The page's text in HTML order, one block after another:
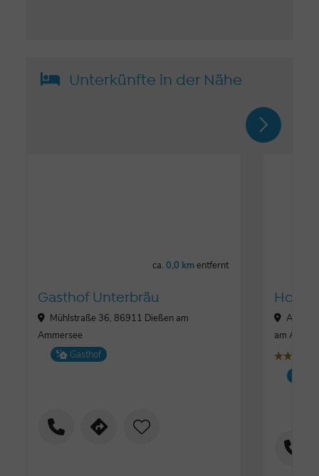
Unterkünfte in der Nähe
ca.0,0 kmentfernt
Gasthof Unterbräu
Mühlstraße 36, 86911 Dießen am
Ammersee
Gasthof
Hotel
am
țțț